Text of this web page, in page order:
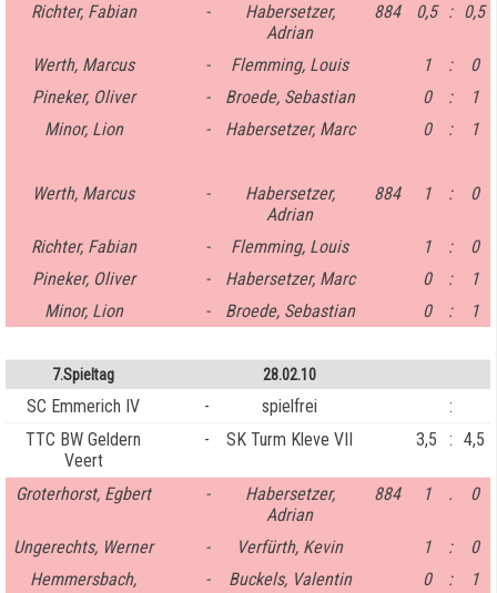
Richter, Fabian
-
Habersetzer,
Adrian
884 0,5 : 0,5
Werth, Marcus - Flemming, Louis 1 :
0
Pineker, Oliver
- Broede, Sebastian 0 :
1
Minor, Lion
- Habersetzer, Marc 0 : 1
Werth, Marcus -
Habersetzer,
Adrian
884 1 : 0
Richter, Fabian - Flemming, Louis 1 :
0
Pineker, Oliver
- Habersetzer, Marc 0 :
1
Minor, Lion
- Broede, Sebastian 0 : 1
7.Spieltag 28.02.10
SC Emmerich IV - spielfrei
:
TTC BW Geldern
Veert
- SK Turm Kleve VII 3,5 : 4,5
Groterhorst, Egbert -
Habersetzer,
Adrian
884 1 . 0
Ungerechts, Werner - Verfürth, Kevin 1 :
0
Hemmersbach,
- Buckels, Valentin 0 : 1